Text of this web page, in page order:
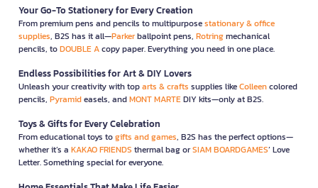
Your Go-To Stationery for Every Creation
From premium pens and pencils to multipurposestationary & office
supplies, B2S has it all—Parkerballpoint pens, Rotringmechanical
pencils, toDOUBLE Acopy paper. Everything you need in one place.
Endless Possibilities for Art & DIY Lovers
Unleash your creativity with toparts & crafts supplies likeColleencolored
pencils, Pyramideasels, andMONT MARTEDIY kits—only at B2S.
Toys & Gifts for Every Celebration
From educational toys togifts and games, B2S has the perfect options—
whether it’s a KAKAO FRIENDS thermal bag orSIAM BOARDGAMES’ Love
Letter. Something special for everyone.